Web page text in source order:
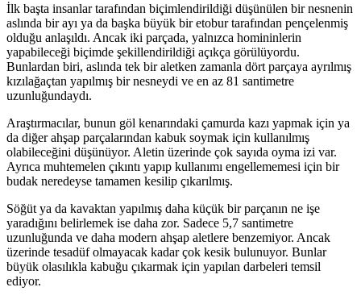
İlk başta insanlar tarafından biçimlendirildiği düşünülen bir nesnenin
aslında bir ayı ya da başka büyük bir etobur tarafından pençelenmiş
olduğu anlaşıldı. Ancak iki parçada, yalnızca homininlerin
yapabileceği biçimde şekillendirildiği açıkça görülüyordu.
Bunlardan biri, aslında tek bir aletken zamanla dört parçaya ayrılmış
kızılağaçtan yapılmış bir nesneydi ve en az 81 santimetre
uzunluğundaydı.
Araştırmacılar, bunun göl kenarındaki çamurda kazı yapmak için ya
da diğer ahşap parçalarından kabuk soymak için kullanılmış
olabileceğini düşünüyor. Aletin üzerinde çok sayıda oyma izi var.
Ayrıca muhtemelen çıkıntı yapıp kullanımı engellememesi için bir
budak neredeyse tamamen kesilip çıkarılmış.
Söğüt ya da kavaktan yapılmış daha küçük bir parçanın ne işe
yaradığını belirlemek ise daha zor. Sadece 5,7 santimetre
uzunluğunda ve daha modern ahşap aletlere benzemiyor. Ancak
üzerinde tesadüf olmayacak kadar çok kesik bulunuyor. Bunlar
büyük olasılıkla kabuğu çıkarmak için yapılan darbeleri temsil
ediyor.